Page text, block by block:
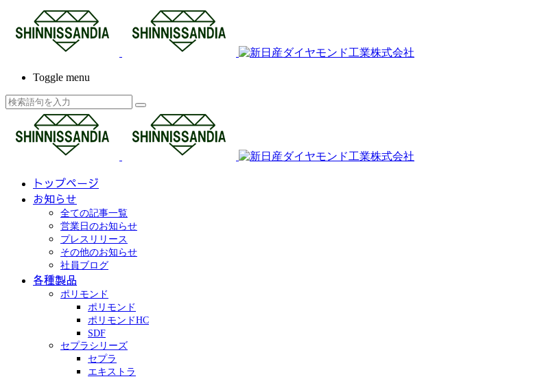
Toggle menu
トップページ
お知らせ
全ての記事一覧
営業日のお知らせ
プレスリリース
その他のお知らせ
社員ブログ
各種製品
ポリモンド
ポリモンド
ポリモンドHC
SDF
セプラシリーズ
セプラ
エキストラ